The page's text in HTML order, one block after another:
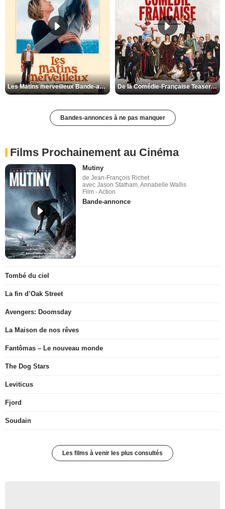
Les Matins merveilleux Bande-annonce VF De la Comédie-Française Teaser VF
Bandes-annonces à ne pas manquer
Films Prochainement au Cinéma
Mutiny
de Jean-François Richet
avec Jason Statham, Annabelle Wallis
Film - Action
Bande-annonce
Tombé du ciel
La fin d’Oak Street
Avengers: Doomsday
La Maison de nos rêves
Fantômas – Le nouveau monde
The Dog Stars
Leviticus
Fjord
Soudain
Les films à venir les plus consultés